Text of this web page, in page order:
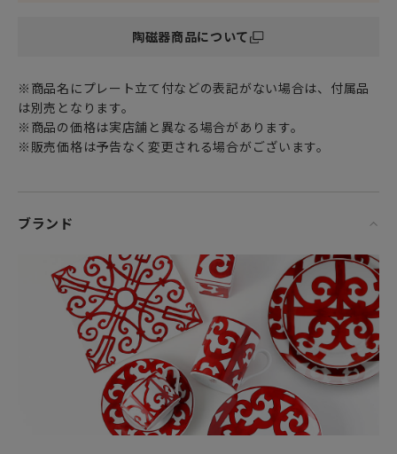
世界有数のハイブランド「エルメス」の素敵な食器達に囲ま
陶磁器商品について
※商品名にプレート立て付などの表記がない場合は、付属品
は別売となります。
※商品の価格は実店舗と異なる場合があります。
※販売価格は予告なく変更される場合がございます。
ブランド